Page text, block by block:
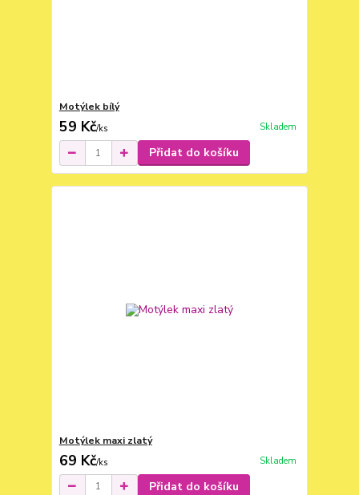
Motýlek bílý
59 Kč/ks Skladem
Přidat do košíku
Motýlek maxi zlatý
69 Kč/ks Skladem
Přidat do košíku